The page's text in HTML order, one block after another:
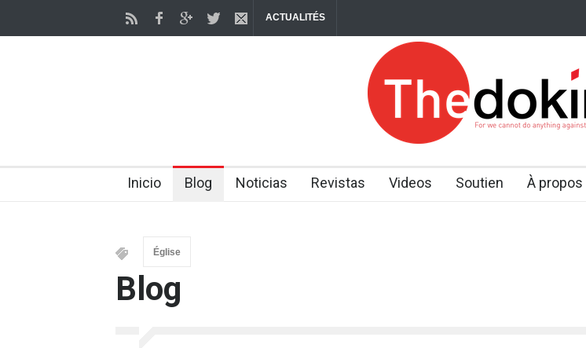
ACTUALITÉS
Inicio Blog Noticias Revistas Videos Soutien À propos
Église
Blog